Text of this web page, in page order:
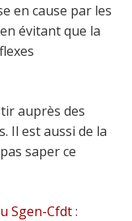
en cause par les
évitant que la
auprès des
Il est aussi de la
saper ce
Sgen-Cfdt: